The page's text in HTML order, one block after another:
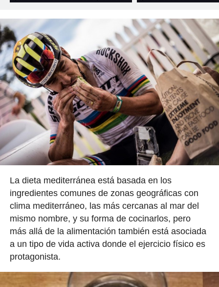
La dieta mediterránea está basada en los
ingredientes comunes de zonas geográficas con
clima mediterráneo, las más cercanas al mar del
mismo nombre, y su forma de cocinarlos, pero
más allá de la alimentación también está asociada
a un tipo de vida activa donde el ejercicio físico es
protagonista.